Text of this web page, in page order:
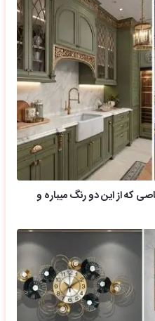
که از این دو رنگ میباره و